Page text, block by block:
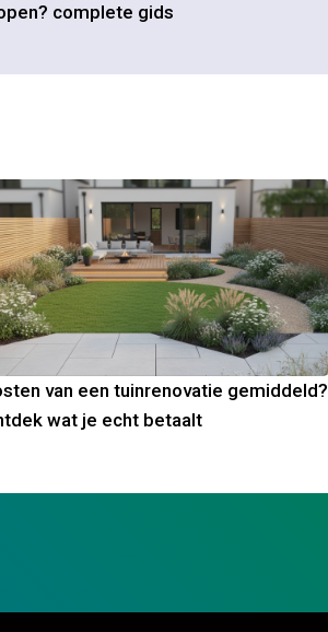
complete gids
van een tuinrenovatie gemiddeld?
wat je echt betaalt